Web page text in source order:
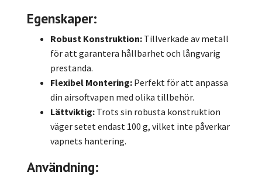
Egenskaper:
Robust Konstruktion: Tillverkade av metall
för att garantera hållbarhet och långvarig
prestanda.
Flexibel Montering: Perfekt för att anpassa
din airsoftvapen med olika tillbehör.
Lättviktig: Trots sin robusta konstruktion
väger setet endast 100 g, vilket inte påverkar
vapnets hantering.
Användning: